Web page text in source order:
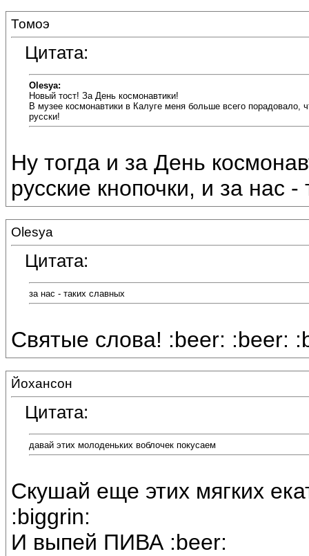
Томоэ
Цитата:
Olesya:
Новый тост! За День космонавтики!
В музее космонавтики в Калуге меня больше всего порадовало,
русски!
Ну тогда и за День
русские кнопочки, и за нас
Olesya
Цитата:
за нас - таких славных
Святые слова! :beer: :beer:
Йохансон
Цитата:
давай этих молоденьких воблочек покусаем
Скушай еще этих мягких
:biggrin:
И выпей ПИВА :beer: